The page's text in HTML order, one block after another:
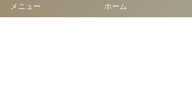
メニュー ホームオリジナルアロマ/OEM